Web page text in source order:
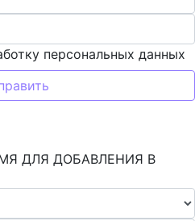
персональных данных
ДЛЯ ДОБАВЛЕНИЯ В